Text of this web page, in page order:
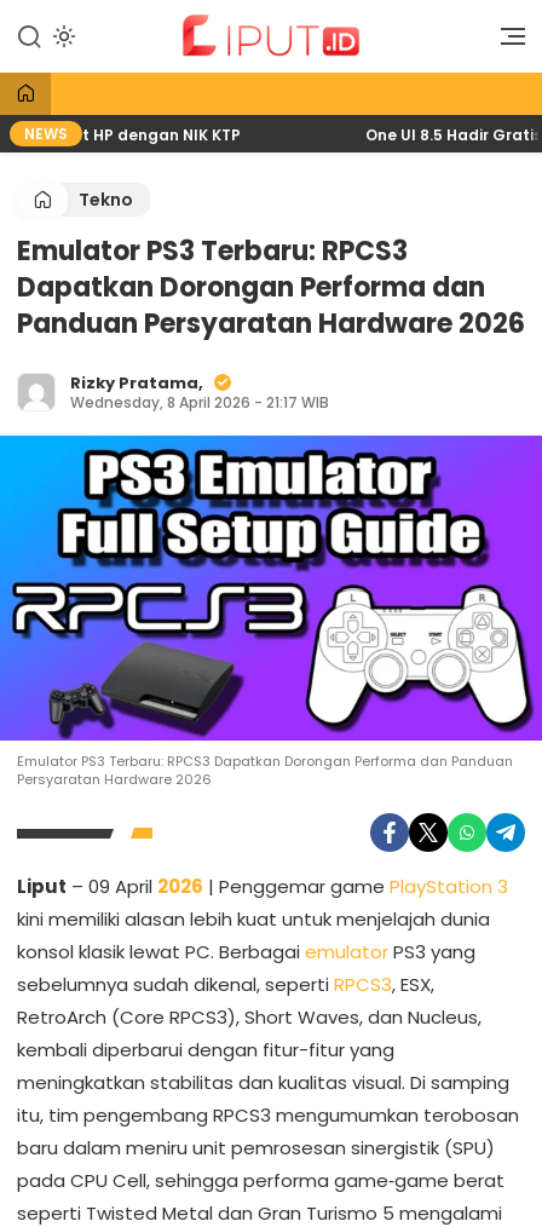
konten
Liput
Liputan Digital
NEWSHP dengan NIK KTP One UI 8.5 Hadir Gratis:
Tekno
Emulator PS3 Terbaru: RPCS3
Dapatkan Dorongan Performa dan
Panduan Persyaratan Hardware 2026
Rizky Pratama,
Wednesday, 8 April 2026 - 21:17 WIB
Emulator PS3 Terbaru: RPCS3 Dapatkan Dorongan Performa dan Panduan
Persyaratan Hardware 2026
Liput – 09 April 2026 | Penggemar game PlayStation 3
kini memiliki alasan lebih kuat untuk menjelajah dunia
konsol klasik lewat PC. Berbagai emulatorPS3 yang
sebelumnya sudah dikenal, seperti RPCS3, ESX,
RetroArch (Core RPCS3), Short Waves, dan Nucleus,
kembali diperbarui dengan fitur-fitur yang
meningkatkan stabilitas dan kualitas visual. Di samping
itu, tim pengembang RPCS3 mengumumkan terobosan
baru dalam meniru unit pemrosesan sinergistik (SPU)
pada CPU Cell, sehingga performa game‑game berat
seperti Twisted Metal dan Gran Turismo 5 mengalami